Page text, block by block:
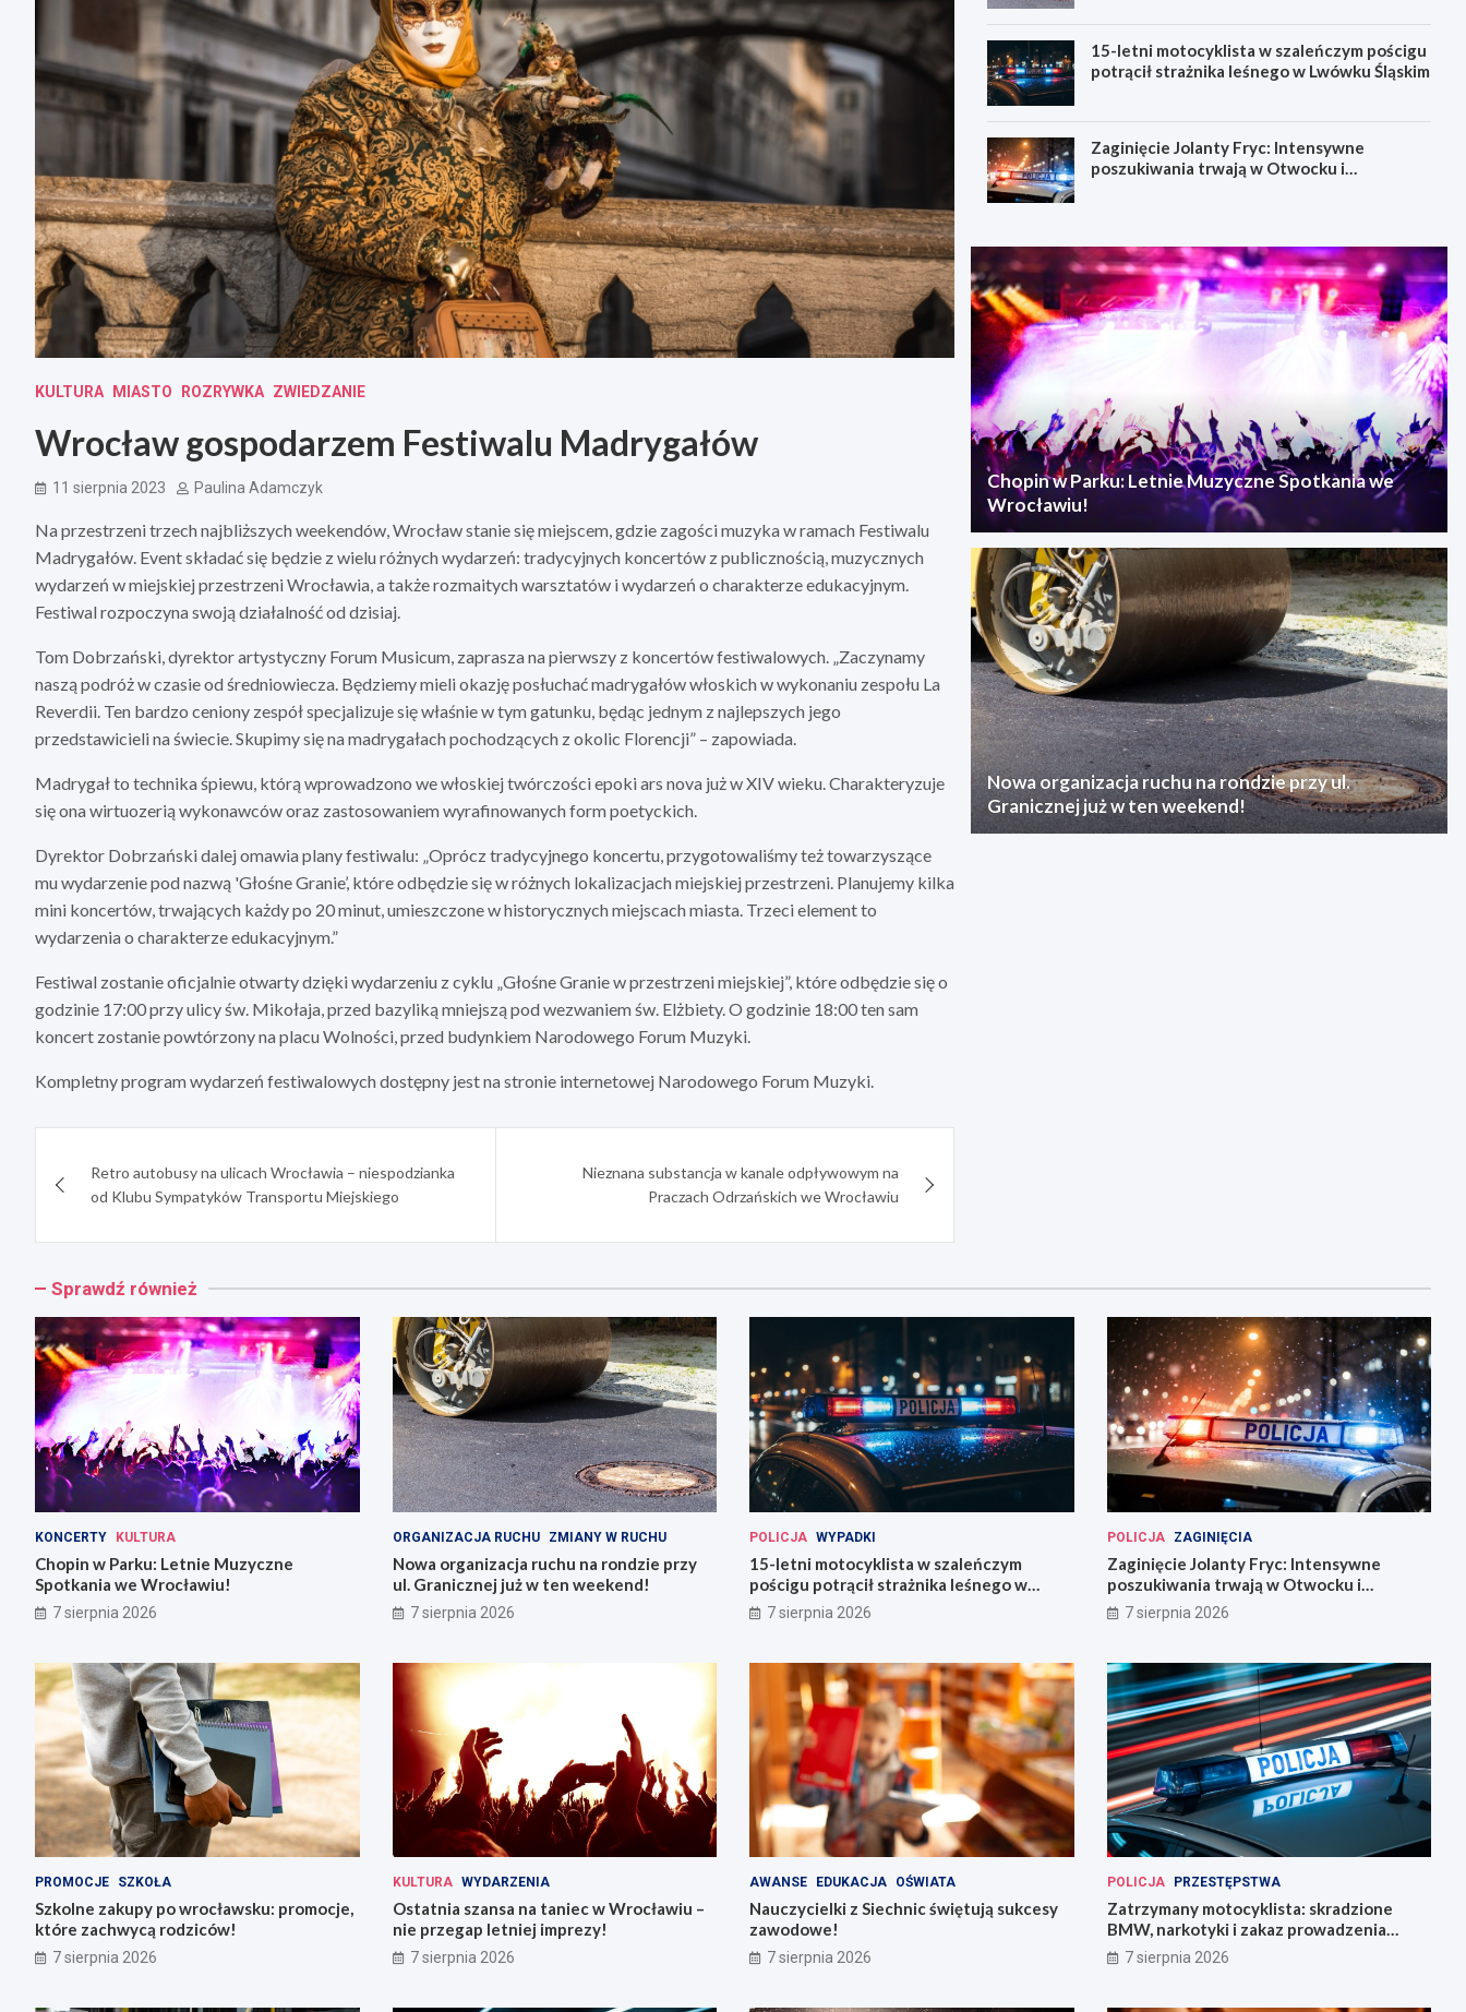
KULTURA MIASTO ROZRYWKA ZWIEDZANIE
Wrocław gospodarzem Festiwalu Madrygałów
11 sierpnia 2023 Paulina Adamczyk
Na przestrzeni trzech najbliższych weekendów, Wrocław stanie się miejscem, gdzie zagości muzyka w ramach Festiwalu
Madrygałów. Event składać się będzie z wielu różnych wydarzeń: tradycyjnych koncertów z publicznością, muzycznych
wydarzeń w miejskiej przestrzeni Wrocławia, a także rozmaitych warsztatów i wydarzeń o charakterze edukacyjnym.
Festiwal rozpoczyna swoją działalność od dzisiaj.
Tom Dobrzański, dyrektor artystyczny Forum Musicum, zaprasza na pierwszy z koncertów festiwalowych. „Zaczynamy
naszą podróż w czasie od średniowiecza. Będziemy mieli okazję posłuchać madrygałów włoskich w wykonaniu zespołu La
Reverdii. Ten bardzo ceniony zespół specjalizuje się właśnie w tym gatunku, będąc jednym z najlepszych jego
przedstawicieli na świecie. Skupimy się na madrygałach pochodzących z okolic Florencji” – zapowiada.
Madrygał to technika śpiewu, którą wprowadzono we włoskiej twórczości epoki ars nova już w XIV wieku. Charakteryzuje
się ona wirtuozerią wykonawców oraz zastosowaniem wyrafinowanych form poetyckich.
Dyrektor Dobrzański dalej omawia plany festiwalu: „Oprócz tradycyjnego koncertu, przygotowaliśmy też towarzyszące
mu wydarzenie pod nazwą 'Głośne Granie’, które odbędzie się w różnych lokalizacjach miejskiej przestrzeni. Planujemy kilka
mini koncertów, trwających każdy po 20 minut, umieszczone w historycznych miejscach miasta. Trzeci element to
wydarzenia o charakterze edukacyjnym.”
Festiwal zostanie oficjalnie otwarty dzięki wydarzeniu z cyklu „Głośne Granie w przestrzeni miejskiej”, które odbędzie się o
godzinie 17:00 przy ulicy św. Mikołaja, przed bazyliką mniejszą pod wezwaniem św. Elżbiety. O godzinie 18:00 ten sam
koncert zostanie powtórzony na placu Wolności, przed budynkiem Narodowego Forum Muzyki.
Kompletny program wydarzeń festiwalowych dostępny jest na stronie internetowej Narodowego Forum Muzyki.
wpisuRetro autobusy na ulicach Wrocławia – niespodzianka
od Klubu Sympatyków Transportu Miejskiego
Nieznana substancja w kanale odpływowym na
Praczach Odrzańskich we Wrocławiu
15-letni motocyklista w szaleńczym pościgu
potrącił strażnika leśnego w Lwówku Śląskim
Zaginięcie Jolanty Fryc: Intensywne
poszukiwania trwają w Otwocku i
Chopin w Parku: Letnie Muzyczne Spotkania we
Wrocławiu!
Nowa organizacja ruchu na rondzie przy ul.
Granicznej już w ten weekend!
Sprawdź również
KONCERTY KULTURA
Chopin w Parku: Letnie Muzyczne
Spotkania we Wrocławiu!
7 sierpnia 2026
ORGANIZACJA RUCHU ZMIANY W RUCHU
Nowa organizacja ruchu na rondzie przy
ul. Granicznej już w ten weekend!
7 sierpnia 2026
POLICJA WYPADKI
15-letni motocyklista w szaleńczym
pościgu potrącił strażnika leśnego w
Lwówku Śląskim
7 sierpnia 2026
POLICJA ZAGINIĘCIA
Zaginięcie Jolanty Fryc: Intensywne
poszukiwania trwają w Otwocku i
Wrocławiu
7 sierpnia 2026
PROMOCJE SZKOŁA
Szkolne zakupy po wrocławsku: promocje,
które zachwycą rodziców!
7 sierpnia 2026
KULTURA WYDARZENIA
Ostatnia szansa na taniec w Wrocławiu –
nie przegap letniej imprezy!
7 sierpnia 2026
AWANSE EDUKACJA OŚWIATA
Nauczycielki z Siechnic świętują sukcesy
zawodowe!
7 sierpnia 2026
POLICJA PRZESTĘPSTWA
Zatrzymany motocyklista: skradzione
BMW, narkotyki i zakaz prowadzenia
pojazdów
7 sierpnia 2026